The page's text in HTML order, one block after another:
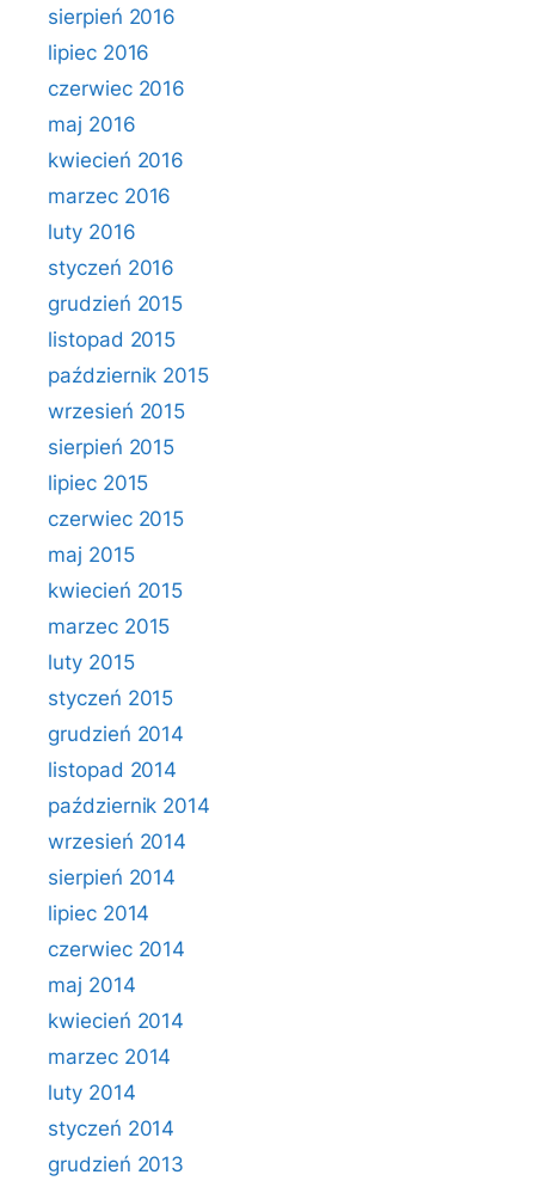
sierpień 2016
lipiec 2016
czerwiec 2016
maj 2016
kwiecień 2016
marzec 2016
luty 2016
styczeń 2016
grudzień 2015
listopad 2015
październik 2015
wrzesień 2015
sierpień 2015
lipiec 2015
czerwiec 2015
maj 2015
kwiecień 2015
marzec 2015
luty 2015
styczeń 2015
grudzień 2014
listopad 2014
październik 2014
wrzesień 2014
sierpień 2014
lipiec 2014
czerwiec 2014
maj 2014
kwiecień 2014
marzec 2014
luty 2014
styczeń 2014
grudzień 2013